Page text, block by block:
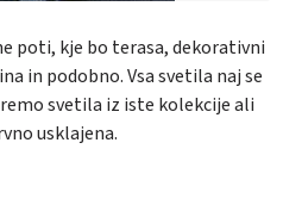
poti, kje bo terasa, dekorativni
in podobno. Vsa svetila naj se
svetila iz iste kolekcije ali
usklajena.